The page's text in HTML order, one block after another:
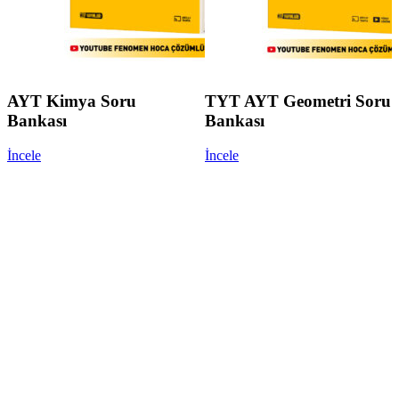
AYT Kimya Soru
Bankası
İncele
TYT AYT Geometri Soru
Bankası
İncele